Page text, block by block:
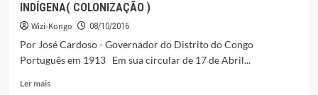
INDÍGENA( COLONIZAÇÃO )
Wizi-Kongo 08/10/2016
Por José Cardoso - Governador do Distrito do Congo
Português em 1913 Em sua circular de 17 de Abril...
Ler maisLeia